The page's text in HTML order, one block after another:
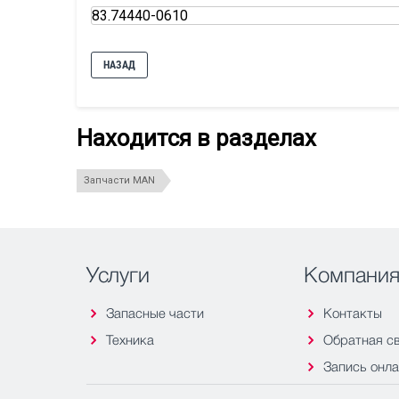
83.74440-0610
НАЗАД
Находится в разделах
Запчасти MAN
Услуги
Запасные части
Техника
Компания
Контакты
Обратная
Запись